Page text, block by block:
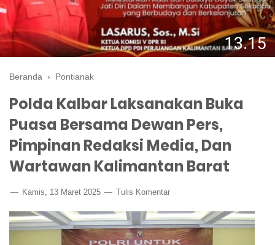
Beranda › Pontianak
Polda Kalbar Laksanakan Buka
Puasa Bersama Dewan Pers,
Pimpinan Redaksi Media, Dan
Wartawan Kalimantan Barat
Kamis, 13 Maret 2025 Tulis Komentar